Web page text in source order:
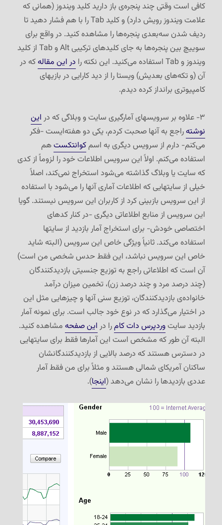
کافی است وقتی چند پنجره‌ی باز دارید کلید ویندوز (همانی که
علامت ویندوز رویش دارد) و کلید Tab را با هم فشار دهید تا
ردیف شدن سه‌بعدی پنجره‌ها را مشاهده کنید. در واقع برای
سوییچ بین پنجره‌ها به جای کلیدهای ترکیبی Alt و Tab از کلید
ویندوز و Tab استفاده می‌کنید. این نکته را
در این مقالهکه در
آن (و تکه‌های بعدیش) ویستا را از دید کارایی در بازیهای
کامپیوتری برانداز کرده دیدم.
۳- علاوه بر سرویسهای آمارگیری سایت و وبلاگی که در
این
نوشتهراجع به آنها صحبت کردم، یکی دو هفته‌ایست -فکر
می‌کنم- دارم از سرویس دیگری به اسمکوانتکستهم
استفاده می‌کنم. اولاً این سرویس اطلاعات خود را لزوماً از کدی
که سایت یا وبلاگ گذاشته می‌شود استخراج نمی‌کند، اصلاً
خیلی از سایتهایی که اطلاعات آماری آنها را می‌شود با استفاده
از این سرویس بازبینی کرد از کاربران این سرویس نیستند. گویا
این سرویس از منابع اطلاعاتی دیگری -در کنار کدهای
اختصاصی خودش- برای استخراج آمار بازدید از سایتها
استفاده می‌کند. ثانیاً ویژگی خاص این سرویس (البته شاید
خاص این سرویس نباشد، این فقط حدس شخصی من است)
آن است که اطلاعاتی راجع به توزیع جنسیتی بازدیدکنندگان
(چند درصد مرد و چند درصد زن)، تخمین میزان درآمد
خانواده‌ی بازدیدکنندگان، توزیع سنی آنها و چیزهایی مثل این
در اختیار می‌گذارد که در نوع خود جالب است. برای نمونه آمار
بازدید سایتوردپرس دات کامرا در این صفحه مشاهده کنید.
البته آن طور که مشخص است این آمارها فقط برای سایتهایی
در دسترس هستند که درصد بالایی از بازدیدکنندگانشان
ساکنان آمریکای شمالی هستند و مثلاً برای من فقط آمار
عددی بازدیدها را نشان می‌دهد (اینجا).